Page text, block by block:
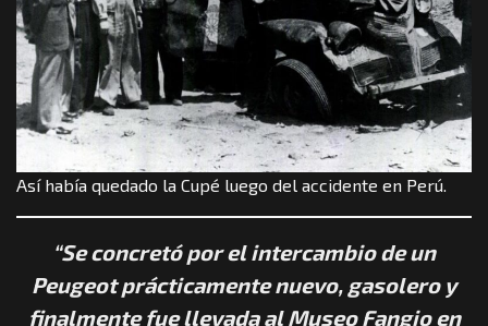
Así había quedado la Cupé luego del accidente en Perú.
“Se concretó por el intercambio de un
Peugeot prácticamente nuevo, gasolero y
finalmente fue llevada al Museo Fangio en